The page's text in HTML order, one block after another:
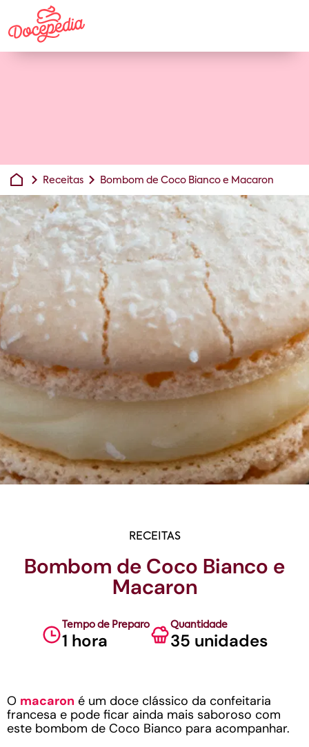
Receitas Bombom de Coco Bianco e Macaron
RECEITAS
Bombom de Coco Bianco e
Macaron
Tempo de Preparo
1 hora
Quantidade
35 unidades
O macaron é um doce clássico da confeitaria
francesa e pode ficar ainda mais saboroso com
este bombom de Coco Bianco para acompanhar.